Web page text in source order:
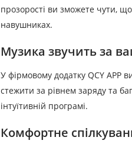
прозорості ви зможете чути,
навушниках.
Музика звучить за
У фірмовому додатку QCY АРР
стежити за рівнем заряду та
інтуїтивній програмі.
Комфортне